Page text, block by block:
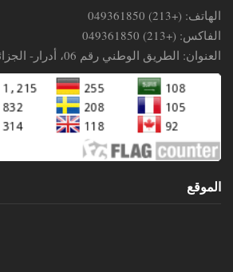
الهاتف: (+213) 049361850
الفاكس: (+213) 049361850
العنوان: الطريق الوطني رقم 06، أدرار- الجزائر.
الموقع